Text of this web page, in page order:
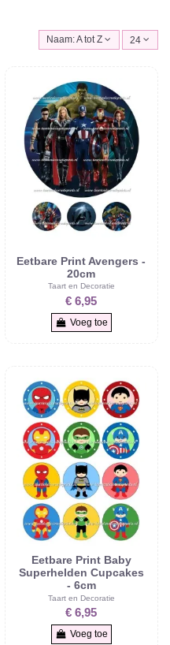
Naam: A tot Z 24
Eetbare Print Avengers -
20cm
Taart en Decoratie
€ 6,95
Voeg toe
Eetbare Print Baby
Superhelden Cupcakes
- 6cm
Taart en Decoratie
€ 6,95
Voeg toe